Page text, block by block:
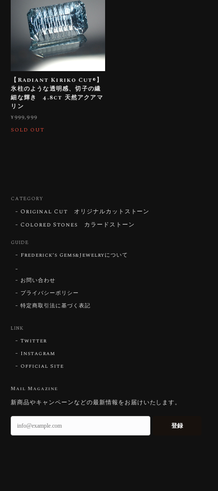
【Radiant Kiriko Cut®︎】
氷柱のような透明感、切子の繊
細な輝き 4.8ct 天然アクアマ
リン
¥999,999
SOLD OUT
CATEGORY
Original Cut オリジナルカットストーン
Colored Stones カラードストーン
GUIDE
Frederick’s Gems&Jewelryについて
お問い合わせ
プライバシーポリシー
特定商取引法に基づく表記
LINK
Twitter
Instagram
Official Site
Mail Magazine
新商品やキャンペーンなどの最新情報をお届けいたします。
登録